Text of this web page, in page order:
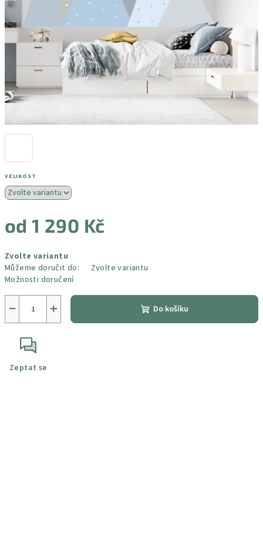
VELIKOST
od1 290 Kč
cena:
Zvolte variantu
Můžeme doručit do:
Zvolte variantu
Možnosti doručení
+
− Do košíku
Zeptat se